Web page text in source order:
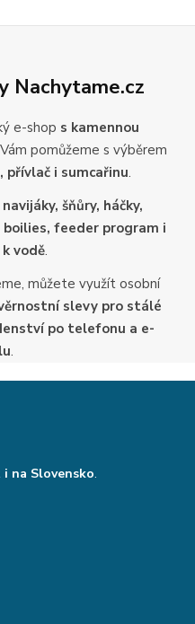
Nachytame.cz
e-shop s kamennou
pomůžeme s výběrem
přívlač i sumcařinu.
šňůry, háčky,
feeder program i
vodě.
můžete využít osobní
slevy pro stálé
po telefonu a e-
.
i na Slovensko.